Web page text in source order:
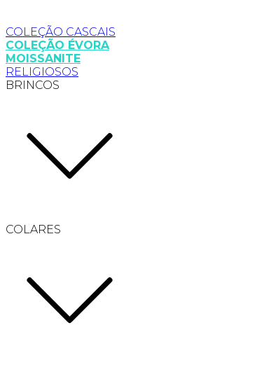
COLEÇÃO CASCAIS
COLEÇÃO ÉVORA
MOISSANITE
RELIGIOSOS
BRINCOS
COLARES